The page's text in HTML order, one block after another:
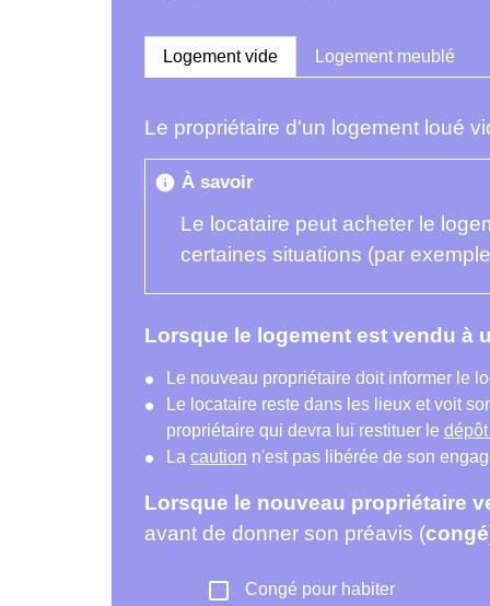
Logement vide Logement meublé
Le propriétaire d'un logement loué
info À savoir
Le locataire peut acheter le
certaines situations (par
Lorsque le logement est vendu à
Le nouveau propriétaire doit informer le
Le locataire reste dans les lieux et voit
propriétaire qui devra lui restituer le
La caution n'est pas libérée de son
Lorsque le nouveau propriétaire
avant de donner son préavis (congé
check_box_outline_blank Congé pour habiter